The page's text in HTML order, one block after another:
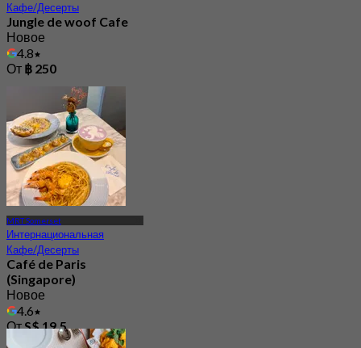
Кафе/Десерты
Jungle de woof Cafe
Новое
4.8
От ฿ 250
MRT Somerset
Интернациональная
Кафе/Десерты
Café de Paris
(Singapore)
Новое
4.6
ОтS$ 19.5